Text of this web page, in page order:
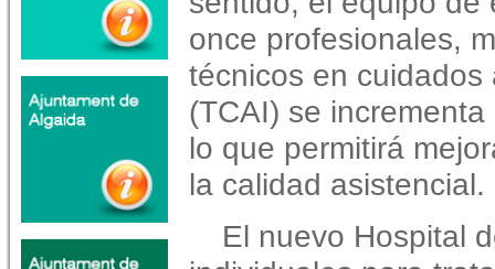
once profesionales,
técnicos en
(TCAI) se
lo que permitirá
la calidad asistencial.
El nuevo Hospital